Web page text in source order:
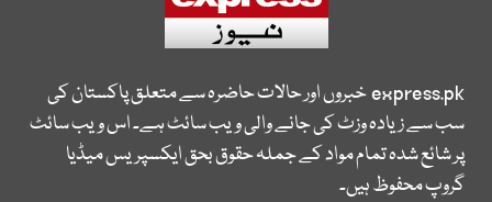
express.pkخبروں اور حالات حاضرہ سے متعلق پاکستان کی
سب سے زیادہ وزٹ کی جانے والی ویب سائٹ ہے۔ اس ویب سائٹ
پر شائع شدہ تمام مواد کے جملہ حقوق بحق ایکسپریس میڈیا
گروپ محفوظ ہیں۔